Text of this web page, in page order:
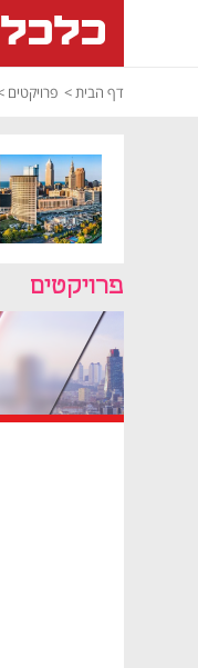
דף הבית פרויקטים
פרויקטים